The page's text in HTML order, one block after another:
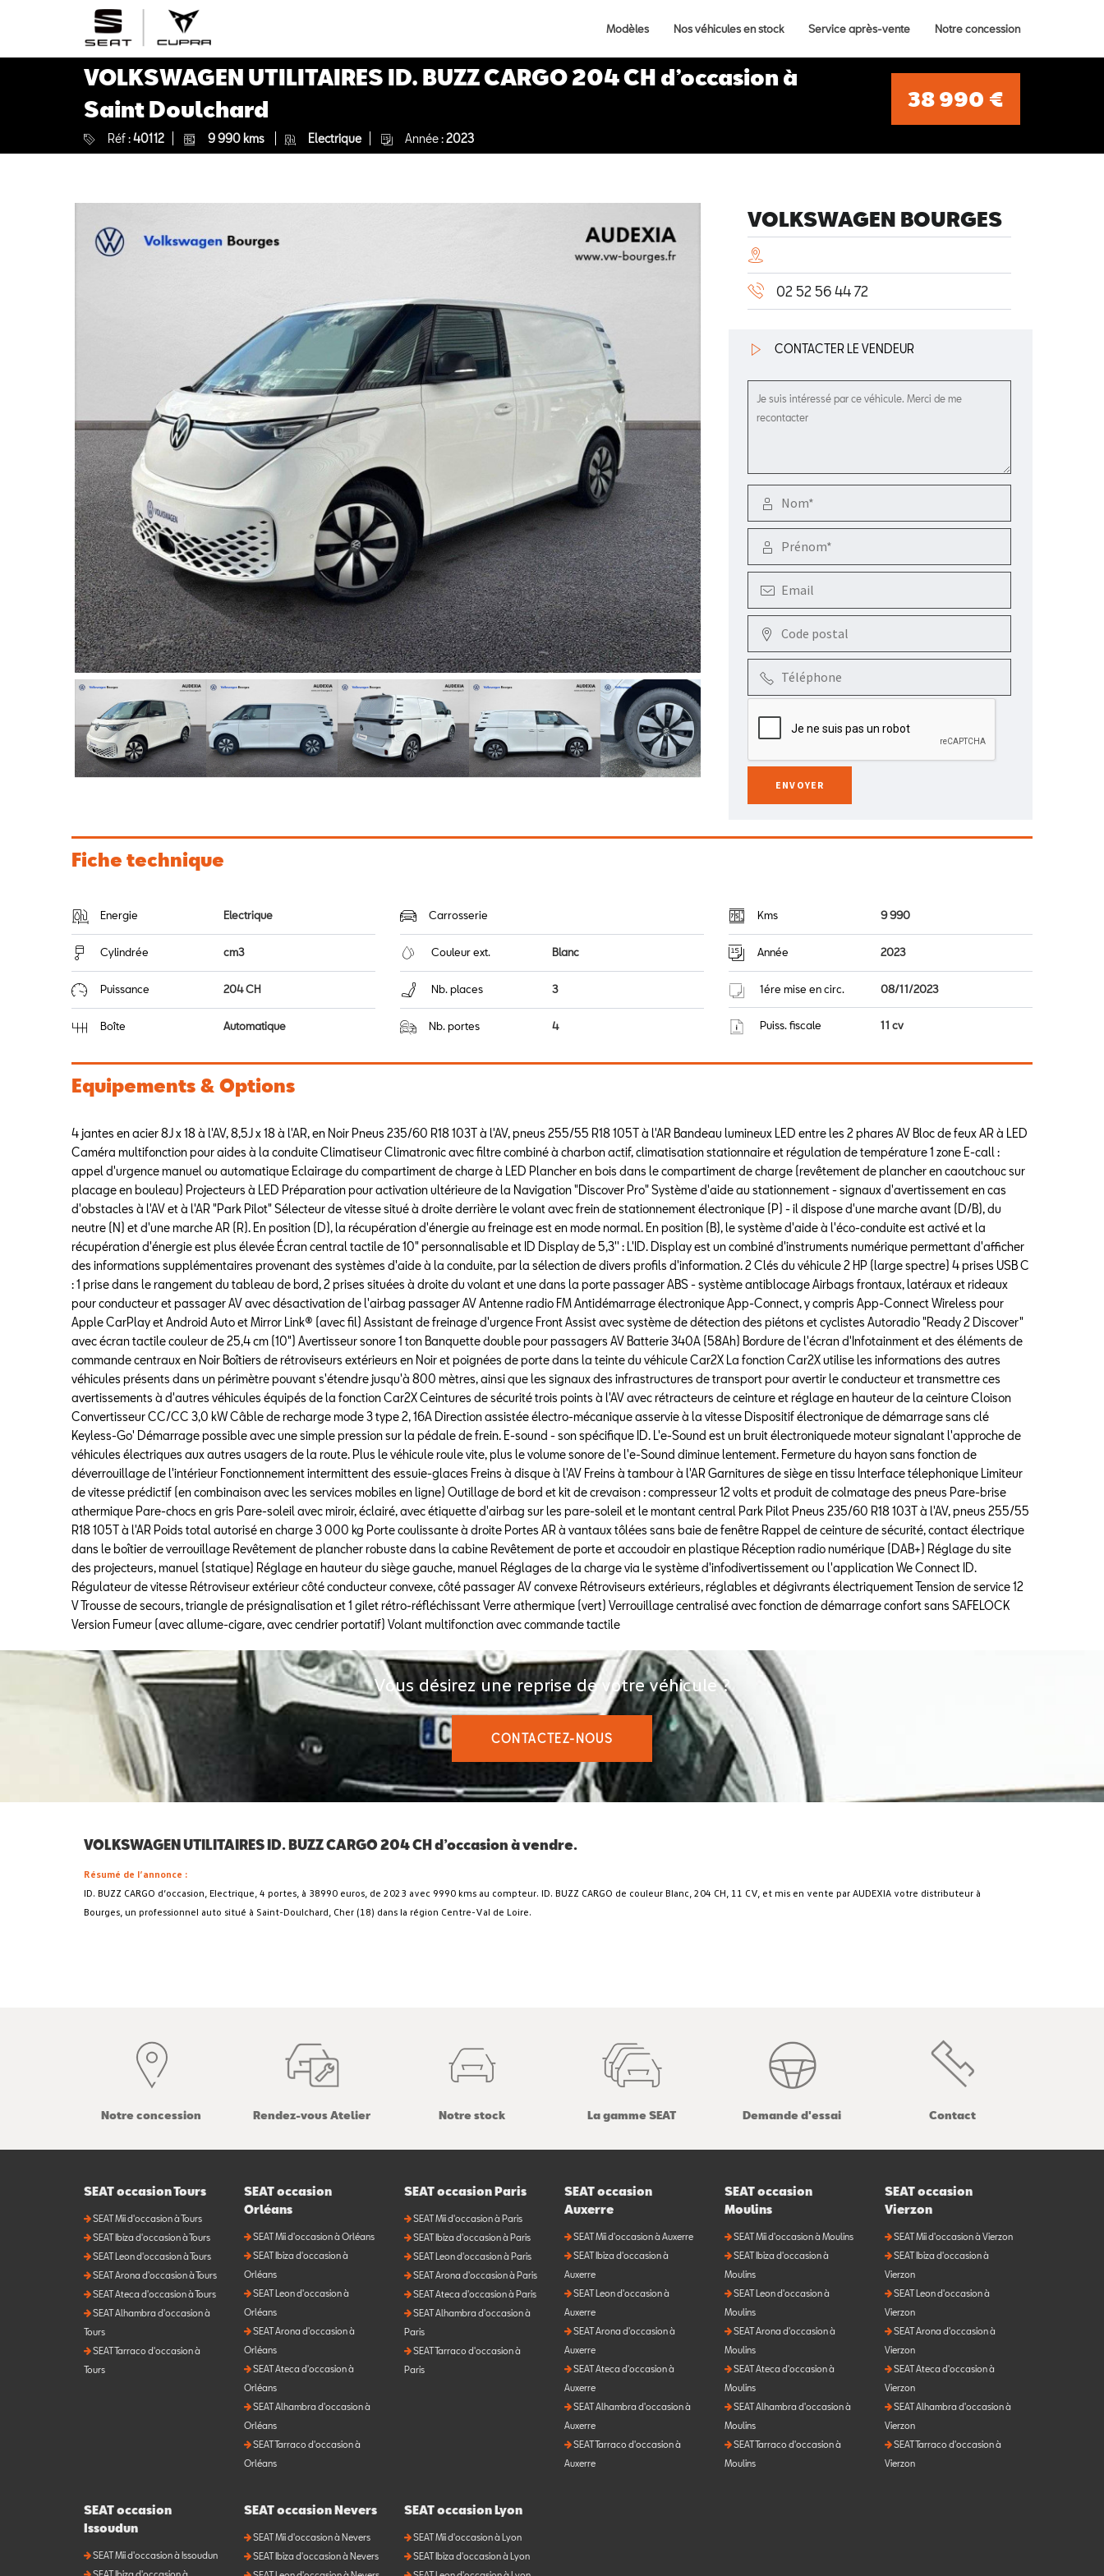
Modèles Nos véhicules en stock Service après-vente Notre concession
VOLKSWAGEN UTILITAIRES ID. BUZZ CARGO 204 CH d’occasion à
Saint Doulchard
38 990 €
Réf :40112 9 990 kms Electrique Année :2023
VOLKSWAGEN BOURGES
02 52 56 44 72
CONTACTER LE VENDEUR
Fiche technique
Energie Electrique
Cylindrée cm3
Puissance 204 CH
Boîte Automatique
Carrosserie
Couleur ext. Blanc
Nb. places 3
Nb. portes 4
Kms 9 990
Année 2023
1ére mise en circ. 08/11/2023
Puiss. fiscale 11 cv
Equipements & Options
4 jantes en acier 8J x 18 à l'AV, 8,5J x 18 à l'AR, en Noir Pneus 235/60 R18 103T à l'AV, pneus 255/55 R18 105T à l'AR Bandeau lumineux LED entre les 2 phares AV Bloc de feux AR à LED
Caméra multifonction pour aides à la conduite Climatiseur Climatronic avec filtre combiné à charbon actif, climatisation stationnaire et régulation de température 1 zone E-call :
appel d'urgence manuel ou automatique Eclairage du compartiment de charge à LED Plancher en bois dans le compartiment de charge (revêtement de plancher en caoutchouc sur
placage en bouleau) Projecteurs à LED Préparation pour activation ultérieure de la Navigation "Discover Pro" Système d'aide au stationnement - signaux d'avertissement en cas
d'obstacles à l'AV et à l'AR "Park Pilot" Sélecteur de vitesse situé à droite derrière le volant avec frein de stationnement électronique (P) - il dispose d'une marche avant (D/B), du
neutre (N) et d'une marche AR (R). En position (D), la récupération d'énergie au freinage est en mode normal. En position (B), le système d'aide à l'éco-conduite est activé et la
récupération d'énergie est plus élevée Écran central tactile de 10" personnalisable et ID Display de 5,3'' : L'ID. Display est un combiné d'instruments numérique permettant d'afficher
des informations supplémentaires provenant des systèmes d'aide à la conduite, par la sélection de divers profils d'information. 2 Clés du véhicule 2 HP (large spectre) 4 prises USB C
: 1 prise dans le rangement du tableau de bord, 2 prises situées à droite du volant et une dans la porte passager ABS - système antiblocage Airbags frontaux, latéraux et rideaux
pour conducteur et passager AV avec désactivation de l'airbag passager AV Antenne radio FM Antidémarrage électronique App-Connect, y compris App-Connect Wireless pour
Apple CarPlay et Android Auto et Mirror Link® (avec fil) Assistant de freinage d'urgence Front Assist avec système de détection des piétons et cyclistes Autoradio "Ready 2 Discover"
avec écran tactile couleur de 25,4 cm (10") Avertisseur sonore 1 ton Banquette double pour passagers AV Batterie 340A (58Ah) Bordure de l'écran d'Infotainment et des éléments de
commande centraux en Noir Boîtiers de rétroviseurs extérieurs en Noir et poignées de porte dans la teinte du véhicule Car2X La fonction Car2X utilise les informations des autres
véhicules présents dans un périmètre pouvant s'étendre jusqu'à 800 mètres, ainsi que les signaux des infrastructures de transport pour avertir le conducteur et transmettre ces
avertissements à d'autres véhicules équipés de la fonction Car2X Ceintures de sécurité trois points à l'AV avec rétracteurs de ceinture et réglage en hauteur de la ceinture Cloison
Convertisseur CC/CC 3,0 kW Câble de recharge mode 3 type 2, 16A Direction assistée électro-mécanique asservie à la vitesse Dispositif électronique de démarrage sans clé
Keyless-Go' Démarrage possible avec une simple pression sur la pédale de frein. E-sound - son spécifique ID. L'e-Sound est un bruit électroniquede moteur signalant l'approche de
véhicules électriques aux autres usagers de la route. Plus le véhicule roule vite, plus le volume sonore de l'e-Sound diminue lentement. Fermeture du hayon sans fonction de
déverrouillage de l'intérieur Fonctionnement intermittent des essuie-glaces Freins à disque à l'AV Freins à tambour à l'AR Garnitures de siège en tissu Interface télephonique Limiteur
de vitesse prédictif (en combinaison avec les services mobiles en ligne) Outillage de bord et kit de crevaison : compresseur 12 volts et produit de colmatage des pneus Pare-brise
athermique Pare-chocs en gris Pare-soleil avec miroir, éclairé, avec étiquette d'airbag sur les pare-soleil et le montant central Park Pilot Pneus 235/60 R18 103T à l'AV, pneus 255/55
R18 105T à l'AR Poids total autorisé en charge 3 000 kg Porte coulissante à droite Portes AR à vantaux tôlées sans baie de fenêtre Rappel de ceinture de sécurité, contact électrique
dans le boîtier de verrouillage Revêtement de plancher robuste dans la cabine Revêtement de porte et accoudoir en plastique Réception radio numérique (DAB+) Réglage du site
des projecteurs, manuel (statique) Réglage en hauteur du siège gauche, manuel Réglages de la charge via le système d'infodivertissement ou l'application We Connect ID.
Régulateur de vitesse Rétroviseur extérieur côté conducteur convexe, côté passager AV convexe Rétroviseurs extérieurs, réglables et dégivrants électriquement Tension de service 12
V Trousse de secours, triangle de présignalisation et 1 gilet rétro-réfléchissant Verre athermique (vert) Verrouillage centralisé avec fonction de démarrage confort sans SAFELOCK
Version Fumeur (avec allume-cigare, avec cendrier portatif) Volant multifonction avec commande tactile
Vous désirez une reprise de votre véhicule ?
CONTACTEZ-NOUS
VOLKSWAGEN UTILITAIRES ID. BUZZ CARGO 204 CH d’occasion à vendre.
Résumé de l’annonce :
ID. BUZZ CARGO d’occasion, Electrique, 4 portes, à 38990 euros, de 2023 avec 9990 kms au compteur. ID. BUZZ CARGO de couleur Blanc, 204 CH, 11 CV, et mis en vente par AUDEXIA votre distributeur à
Bourges, un professionnel auto situé à Saint-Doulchard, Cher (18) dans la région Centre-Val de Loire.
Notre concession Rendez-vous Atelier Notre stock La gamme SEAT Demande d'essai Contact
SEAT occasion Tours
SEAT Mii d'occasion à Tours
SEAT Ibiza d'occasion à Tours
SEAT Leon d'occasion à Tours
SEAT Arona d'occasion à Tours
SEAT Ateca d'occasion à Tours
SEAT Alhambra d'occasion à
Tours
SEAT Tarraco d'occasion à
Tours
SEAT occasion
Orléans
SEAT Mii d'occasion à Orléans
SEAT Ibiza d'occasion à
Orléans
SEAT Leon d'occasion à
Orléans
SEAT Arona d'occasion à
Orléans
SEAT Ateca d'occasion à
Orléans
SEAT Alhambra d'occasion à
Orléans
SEAT Tarraco d'occasion à
Orléans
SEAT occasion Paris
SEAT Mii d'occasion à Paris
SEAT Ibiza d'occasion à Paris
SEAT Leon d'occasion à Paris
SEAT Arona d'occasion à Paris
SEAT Ateca d'occasion à Paris
SEAT Alhambra d'occasion à
Paris
SEAT Tarraco d'occasion à
Paris
SEAT occasion
Auxerre
SEAT Mii d'occasion à Auxerre
SEAT Ibiza d'occasion à
Auxerre
SEAT Leon d'occasion à
Auxerre
SEAT Arona d'occasion à
Auxerre
SEAT Ateca d'occasion à
Auxerre
SEAT Alhambra d'occasion à
Auxerre
SEAT Tarraco d'occasion à
Auxerre
SEAT occasion
Moulins
SEAT Mii d'occasion à Moulins
SEAT Ibiza d'occasion à
Moulins
SEAT Leon d'occasion à
Moulins
SEAT Arona d'occasion à
Moulins
SEAT Ateca d'occasion à
Moulins
SEAT Alhambra d'occasion à
Moulins
SEAT Tarraco d'occasion à
Moulins
SEAT occasion
Vierzon
SEAT Mii d'occasion à Vierzon
SEAT Ibiza d'occasion à
Vierzon
SEAT Leon d'occasion à
Vierzon
SEAT Arona d'occasion à
Vierzon
SEAT Ateca d'occasion à
Vierzon
SEAT Alhambra d'occasion à
Vierzon
SEAT Tarraco d'occasion à
Vierzon
SEAT occasion
Issoudun
SEAT Mii d'occasion à Issoudun
SEAT occasion Nevers
SEAT Mii d'occasion à Nevers
SEAT Ibiza d'occasion à Nevers
SEAT occasion Lyon
SEAT Mii d'occasion à Lyon
SEAT Ibiza d'occasion à Lyon